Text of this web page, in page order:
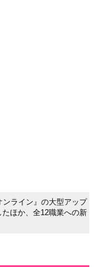
ライン』の大型アップ
ほか、全12職業への新